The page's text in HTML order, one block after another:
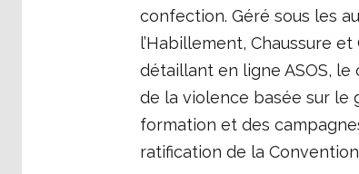
confection. Géré sous les
l’Habillement, Chaussure
détaillant en ligne ASOS,
de la violence basée sur le
formation et des
ratification de la Convention